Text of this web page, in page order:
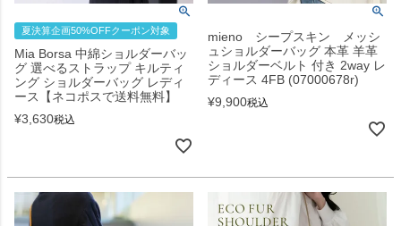
夏決算企画50%OFFクーポン対象
Mia Borsa 中綿ショルダーバッ
グ 選べるストラップ キルティ
ング ショルダーバッグ レディ
ース【ネコポスで送料無料】
¥3,630税込
mieno シープスキン メッシ
ュショルダーバッグ 本革 羊革
ショルダーベルト 付き 2way レ
ディース 4FB (07000678r)
¥9,900税込